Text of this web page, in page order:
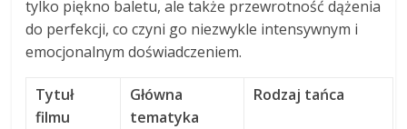
tylko piękno baletu, ale także przewrotność dążenia
do perfekcji, co czyni go niezwykle intensywnym i
emocjonalnym doświadczeniem.
Tytuł
filmu
Główna
tematyka
Rodzaj tańca